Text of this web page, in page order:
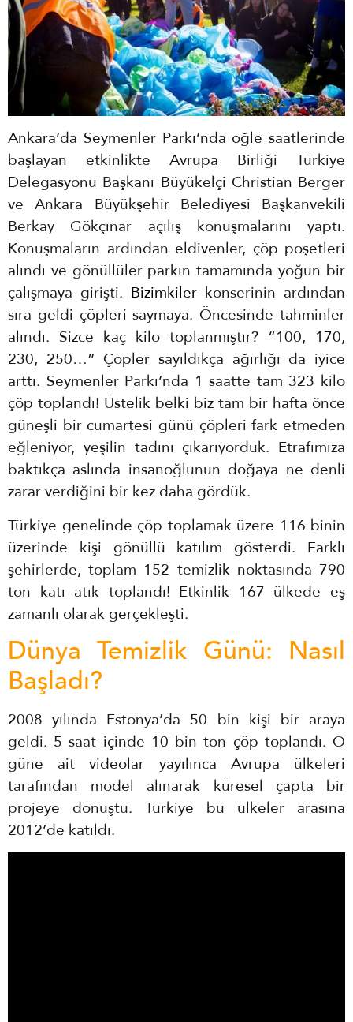
Ankara’da Seymenler Parkı’nda öğle saatlerinde
başlayan etkinlikte Avrupa Birliği Türkiye
Delegasyonu Başkanı Büyükelçi Christian Berger
ve Ankara Büyükşehir Belediyesi Başkanvekili
Berkay Gökçınar açılış konuşmalarını yaptı.
Konuşmaların ardından eldivenler, çöp poşetleri
alındı ve gönüllüler parkın tamamında yoğun bir
çalışmaya girişti. Bizimkiler konserinin ardından
sıra geldi çöpleri saymaya. Öncesinde tahminler
alındı. Sizce kaç kilo toplanmıştır? “100, 170,
230, 250…” Çöpler sayıldıkça ağırlığı da iyice
arttı. Seymenler Parkı’nda 1 saatte tam 323 kilo
çöp toplandı! Üstelik belki biz tam bir hafta önce
güneşli bir cumartesi günü çöpleri fark etmeden
eğleniyor, yeşilin tadını çıkarıyorduk. Etrafımıza
baktıkça aslında insanoğlunun doğaya ne denli
zarar verdiğini bir kez daha gördük.
Türkiye genelinde çöp toplamak üzere 116 binin
üzerinde kişi gönüllü katılım gösterdi. Farklı
şehirlerde, toplam 152 temizlik noktasında 790
ton katı atık toplandı! Etkinlik 167 ülkede eş
zamanlı olarak gerçekleşti.
Dünya Temizlik Günü: Nasıl
Başladı?
2008 yılında Estonya’da 50 bin kişi bir araya
geldi. 5 saat içinde 10 bin ton çöp toplandı. O
güne ait videolar yayılınca Avrupa ülkeleri
tarafından model alınarak küresel çapta bir
projeye dönüştü. Türkiye bu ülkeler arasına
2012’de katıldı.